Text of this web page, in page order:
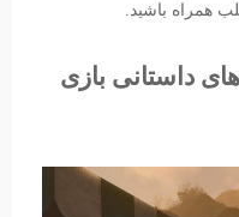
همراه باشید.
داستانی بازی